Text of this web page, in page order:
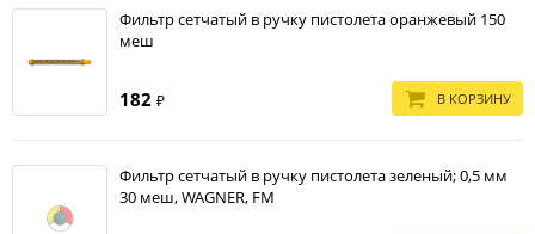
Фильтр сетчатый в ручку пистолета оранжевый 150
меш
182 ₽ В КОРЗИНУ
Фильтр сетчатый в ручку пистолета зеленый; 0,5 мм
30 меш, WAGNER, FM